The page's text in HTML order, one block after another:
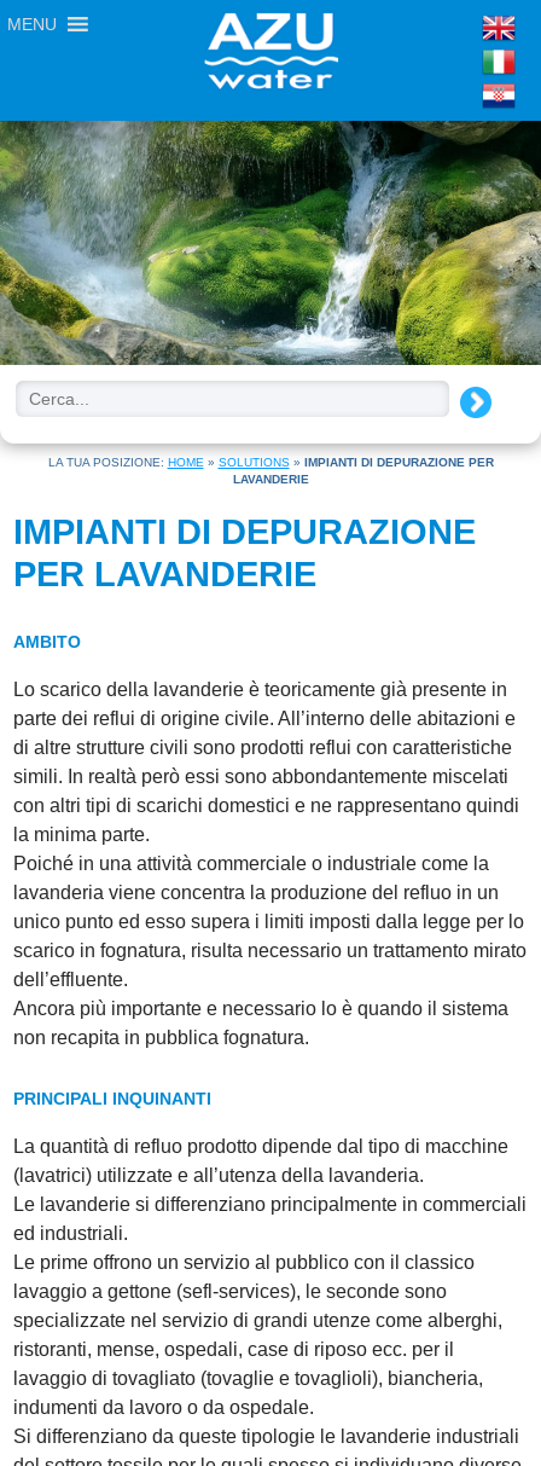
MENU
LA TUA POSIZIONE: HOME » SOLUTIONS» IMPIANTI DI DEPURAZIONE PER
LAVANDERIE
IMPIANTI DI DEPURAZIONE
PER LAVANDERIE
AMBITO
Lo scarico della lavanderie è teoricamente già presente in
parte dei reflui di origine civile. All’interno delle abitazioni e
di altre strutture civili sono prodotti reflui con caratteristiche
simili. In realtà però essi sono abbondantemente miscelati
con altri tipi di scarichi domestici e ne rappresentano quindi
la minima parte.
Poiché in una attività commerciale o industriale come la
lavanderia viene concentra la produzione del refluo in un
unico punto ed esso supera i limiti imposti dalla legge per lo
scarico in fognatura, risulta necessario un trattamento mirato
dell’effluente.
Ancora più importante e necessario lo è quando il sistema
non recapita in pubblica fognatura.
PRINCIPALI INQUINANTI
La quantità di refluo prodotto dipende dal tipo di macchine
(lavatrici) utilizzate e all’utenza della lavanderia.
Le lavanderie si differenziano principalmente in commerciali
ed industriali.
Le prime offrono un servizio al pubblico con il classico
lavaggio a gettone (sefl-services), le seconde sono
specializzate nel servizio di grandi utenze come alberghi,
ristoranti, mense, ospedali, case di riposo ecc. per il
lavaggio di tovagliato (tovaglie e tovaglioli), biancheria,
indumenti da lavoro o da ospedale.
Si differenziano da queste tipologie le lavanderie industriali